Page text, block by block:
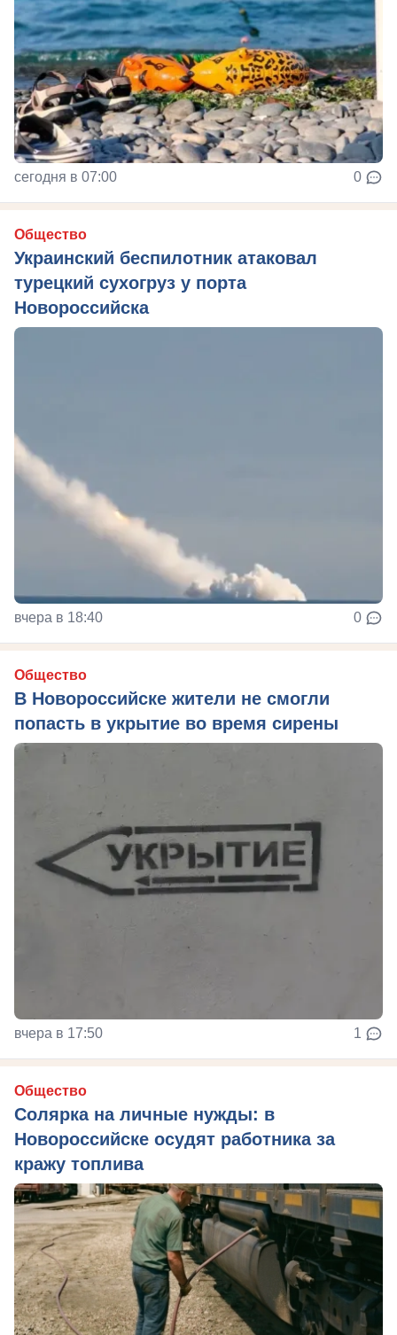
сегодня в 07:00 0
Общество
Украинский беспилотник атаковал
турецкий сухогруз у порта
Новороссийска
вчера в 18:40 0
Общество
В Новороссийске жители не смогли
попасть в укрытие во время сирены
вчера в 17:50 1
Общество
Солярка на личные нужды: в
Новороссийске осудят работника за
кражу топлива